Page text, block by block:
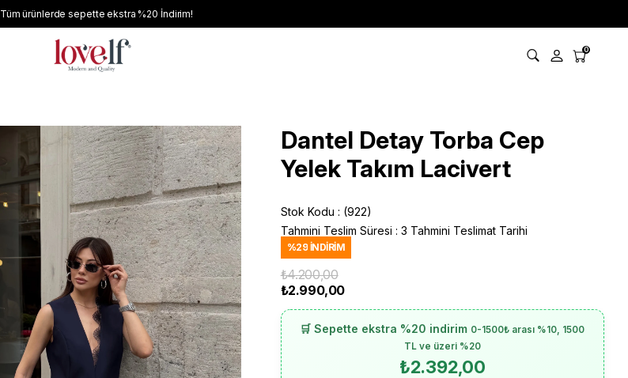
Tüm ürünlerde sepette ekstra %20 İndirim!
0
Dantel Detay Torba Cep
Yelek Takım Lacivert
Stok Kodu
(922)
Tahmini Teslim Süresi : 3 Tahmini Teslimat Tarihi
%29 İNDIRIM
₺4.200,00
₺2.990,00
🛒 Sepette ekstra %20 indirim 0-1500₺ arası %10, 1500
TL ve üzeri %20
₺2.392,00